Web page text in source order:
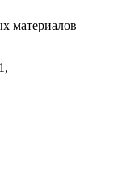
материалов